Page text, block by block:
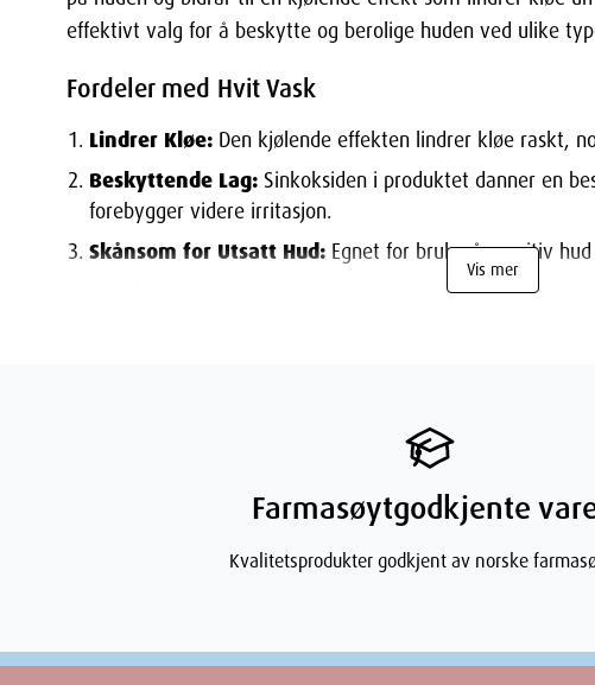
effektivt valg for å beskytte og berolige huden ved ulike
Fordeler med Hvit Vask
Lindrer Kløe: Den kjølende effekten lindrer kløe raskt,
Beskyttende Lag: Sinkoksiden i produktet danner en
forebygger videre irritasjon.
Skånsom for Utsatt Hud: Egnet for bruk på sensitiv
Smøres direkte på det irriterte området
Kun bruk etter avtale med lege.
Oppbevaring:Oppbevares utilgjengelig for barn og ved
Vis mer
Farmasøytgodkjente
Kvalitetsprodukter godkjent av norske